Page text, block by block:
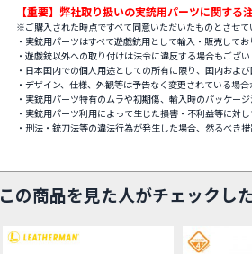
【重要】弊社取り扱いの実銃用パーツに関する
※ご購入された時点ですべて同意いただいたものとさせて
・実銃用パーツはすべて遊戯銃用として輸入・販売してお
・遊戯銃以外への取り付けは法令に違反する場合もござ
・日本国内での個人用途としての所有に限り、国内およ
・デザイン、仕様、外観等は予告なく変更されている場合
・実銃用パーツ特有のムラや初期傷、輸入時のパッケー
・実銃用パーツ利用によって生じた損害・不利益等に対
・刑法・銃刀法等の違法行為が発生した場合、然るべき措
この商品を見た人がチェックし